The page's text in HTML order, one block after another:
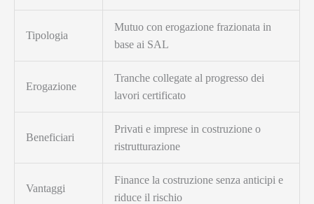
Tipologia
Mutuo con erogazione frazionata in
base ai SAL
Erogazione
Tranche collegate al progresso dei
lavori certificato
Beneficiari
Privati e imprese in costruzione o
ristrutturazione
Vantaggi
Finance la costruzione senza anticipi e
riduce il rischio